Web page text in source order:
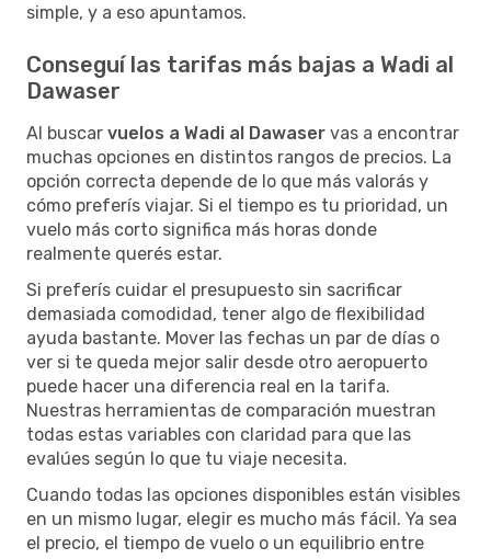
simple, y a eso apuntamos.
Conseguí las tarifas más bajas a Wadi al
Dawaser
Al buscar vuelos a Wadi al Dawaser vas a encontrar
muchas opciones en distintos rangos de precios. La
opción correcta depende de lo que más valorás y
cómo preferís viajar. Si el tiempo es tu prioridad, un
vuelo más corto significa más horas donde
realmente querés estar.
Si preferís cuidar el presupuesto sin sacrificar
demasiada comodidad, tener algo de flexibilidad
ayuda bastante. Mover las fechas un par de días o
ver si te queda mejor salir desde otro aeropuerto
puede hacer una diferencia real en la tarifa.
Nuestras herramientas de comparación muestran
todas estas variables con claridad para que las
evalúes según lo que tu viaje necesita.
Cuando todas las opciones disponibles están visibles
en un mismo lugar, elegir es mucho más fácil. Ya sea
el precio, el tiempo de vuelo o un equilibrio entre